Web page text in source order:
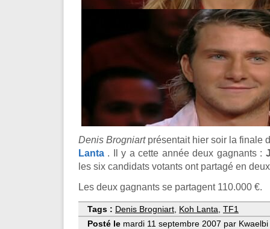
Denis Brogniartprésentait hier soir la finale
Lanta . Il y a cette année deux gagnants :
les six candidats votants ont partagé en
Les deux gagnants se partagent 110.000 €.
Tags : Denis Brogniart Koh Lanta TF1
Posté le mardi 11 septembre 2007 par